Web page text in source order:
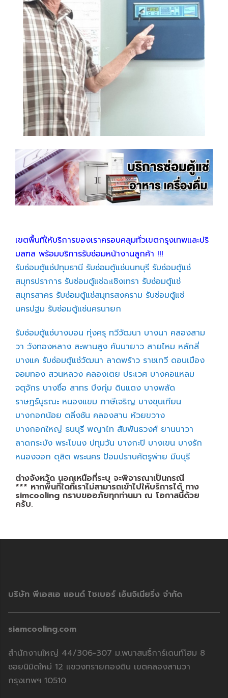
เขตพื้นที่ให้บริการของเราครอบคลุมทั่วเขตกรุงเทพและปริ
มลฑล พร้อมบริการรับซ่อมหน้างานลูกค้า !!!
รับซ่อมตู้แช่ปทุมธานี รับซ่อมตู้แช่นนทบุรี รับซ่อมตู้แช่
สมุทรปราการ รับซ่อมตู้แช่ฉะเชิงเทรา รับซ่อมตู้แช่
สมุทรสาคร รับซ่อมตู้แช่สมุทรสงคราม รับซ่อมตู้แช่
นครปฐม รับซ่อมตู้แช่นครนายก
รับซ่อมตู้แช่บางบอน ทุ่งครุ ทวีวัฒนา บางนา คลองสาม
วา วังทองหลาง สะพานสูง คันนายาว สายไหม หลักสี่
บางแค รับซ่อมตู้แช่วัฒนา ลาดพร้าว ราชเทวี ดอนเมือง
จอมทอง สวนหลวง คลองเตย ประเวศ บางคอแหลม
จตุจักร บางซื่อ สาทร บึงกุ่ม ดินแดง บางพลัด
ราษฎร์บูรณะ หนองแขม ภาษีเจริญ บางขุนเทียน
บางกอกน้อย ตลิ่งชัน คลองสาน ห้วยขวาง
บางกอกใหญ่ ธนบุรี พญาไท สัมพันธวงศ์ ยานนาวา
ลาดกระบัง พระโขนง ปทุมวัน บางกะปิ บางเขน บางรัก
หนองจอก ดุสิต พระนคร ป้อมปราบศัตรูพ่าย มีนบุรี
ต่างจังหวัด นอกเหนือที่ระบุ จะพิจารณาเป็นกรณี
*** หากพื้นที่ใดที่เราไม่สามารถเข้าไปให้บริการได้ ทาง
simcooling กราบขออภัยทุกท่านมา ณ โอกาสนี้ด้วย
ครับ.
บริษัท พีเอสเอ แอนด์ ไซเบอร์ เอ็นจิเนียริ่ง จำกัด
siamcooling.com
สำนักงานใหญ่ 44/306-307 ม.พนาสนธิ์การ์เดนท์โฮม 8
ซอยนิมิตใหม่ 12 แขวงทรายกองดิน เขตคลองสามวา
กรุงเทพฯ 10510